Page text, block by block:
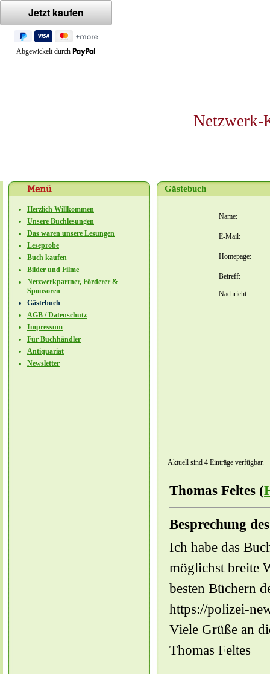
Abgewickelt durch
Netzwerk-
Menü
Herzlich Willkommen
Unsere Buchlesungen
Das waren unsere Lesungen
Leseprobe
Buch kaufen
Bilder und Filme
Netzwerkpartner, Förderer &
Sponsoren
Gästebuch
AGB / Datenschutz
Impressum
Für Buchhändler
Antiquariat
Newsletter
Gästebuch
Name:
E-Mail:
Homepage:
Betreff:
Nachricht:
Aktuell sind 4 Einträge verfügbar.
Thomas Feltes (
Besprechung
Ich habe das
möglichst breite
besten Büchern
https://polizei-
Viele Grüße an
Thomas Feltes